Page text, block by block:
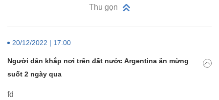
Thu gọn
20/12/2022 | 17:00
Người dân khắp nơi trên đất nước Argentina ăn mừng
suốt 2 ngày qua
fd